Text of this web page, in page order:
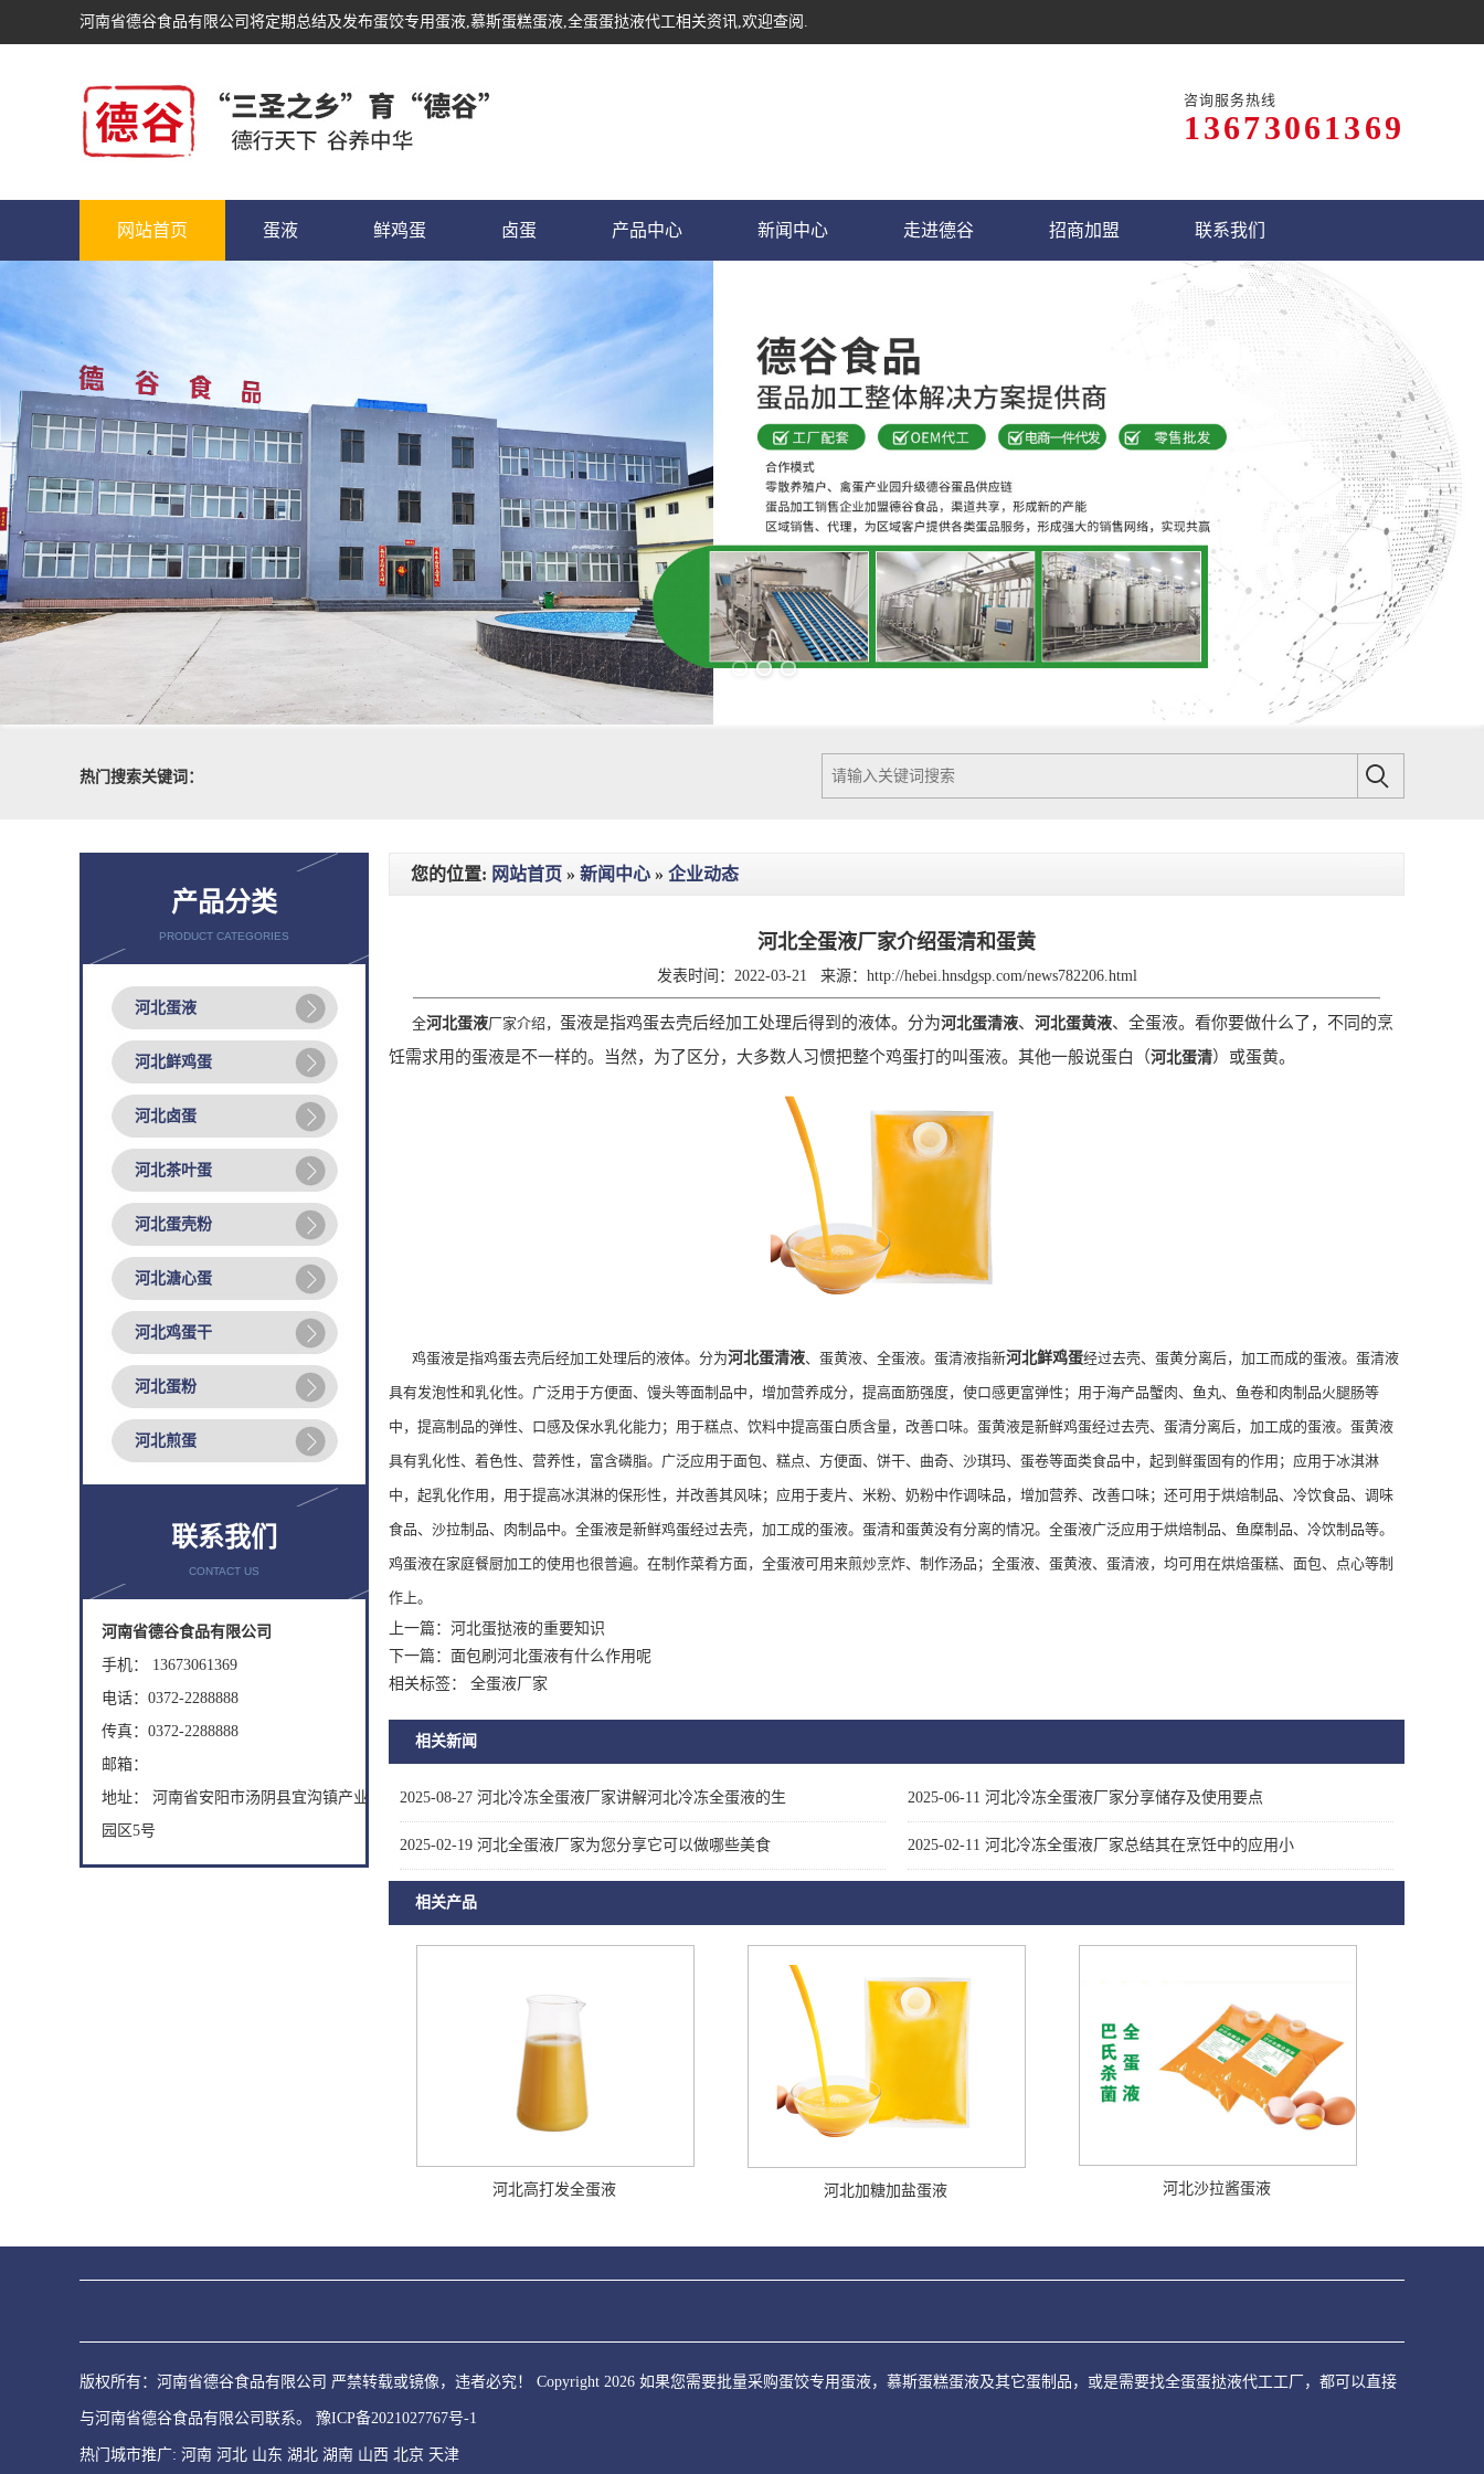
河南省德谷食品有限公司将定期总结及发布蛋饺专用蛋液,慕斯蛋糕蛋液,全蛋蛋挞液代工相关资讯,欢迎查阅.
咨询服务热线
13673061369
网站首页 蛋液 鲜鸡蛋 卤蛋 产品中心 新闻中心 走进德谷 招商加盟 联系我们
热门搜索关键词：
产品分类
PRODUCT CATEGORIES
河北蛋液
河北鲜鸡蛋
河北卤蛋
河北茶叶蛋
河北蛋壳粉
河北溏心蛋
河北鸡蛋干
河北蛋粉
河北煎蛋
联系我们
CONTACT US
河南省德谷食品有限公司
手机： 13673061369
电话：0372-2288888
传真：0372-2288888
邮箱：
地址： 河南省安阳市汤阴县宜沟镇产业
园区5号
您的位置: 网站首页 » 新闻中心 » 企业动态
河北全蛋液厂家介绍蛋清和蛋黄
发表时间：2022-03-21 来源： http://hebei.hnsdgsp.com/news782206.html
全河北蛋液厂家介绍， 蛋液是指鸡蛋去壳后经加工处理后得到的液体。分为河北蛋清液、 河北蛋黄液、全蛋液。看你要做什么了，不同的烹
饪需求用的蛋液是不一样的。当然，为了区分，大多数人习惯把整个鸡蛋打的叫蛋液。其他一般说蛋白（河北蛋清）或蛋黄。
鸡蛋液是指鸡蛋去壳后经加工处理后的液体。分为河北蛋清液、蛋黄液、全蛋液。蛋清液指新河北鲜鸡蛋经过去壳、蛋黄分离后，加工而成的蛋液。蛋清液
具有发泡性和乳化性。广泛用于方便面、馒头等面制品中，增加营养成分，提高面筋强度，使口感更富弹性；用于海产品蟹肉、鱼丸、鱼卷和肉制品火腿肠等
中，提高制品的弹性、口感及保水乳化能力；用于糕点、饮料中提高蛋白质含量，改善口味。蛋黄液是新鲜鸡蛋经过去壳、蛋清分离后，加工成的蛋液。蛋黄液
具有乳化性、着色性、营养性，富含磷脂。广泛应用于面包、糕点、方便面、饼干、曲奇、沙琪玛、蛋卷等面类食品中，起到鲜蛋固有的作用；应用于冰淇淋
中，起乳化作用，用于提高冰淇淋的保形性，并改善其风味；应用于麦片、米粉、奶粉中作调味品，增加营养、改善口味；还可用于烘焙制品、冷饮食品、调味
食品、沙拉制品、肉制品中。全蛋液是新鲜鸡蛋经过去壳，加工成的蛋液。蛋清和蛋黄没有分离的情况。全蛋液广泛应用于烘焙制品、鱼糜制品、冷饮制品等。
鸡蛋液在家庭餐厨加工的使用也很普遍。在制作菜肴方面，全蛋液可用来煎炒烹炸、制作汤品；全蛋液、蛋黄液、蛋清液，均可用在烘焙蛋糕、面包、点心等制
作上。
上一篇： 河北蛋挞液的重要知识
下一篇： 面包刷河北蛋液有什么作用呢
相关标签： 全蛋液厂家
相关新闻
2025-08-27 河北冷冻全蛋液厂家讲解河北冷冻全蛋液的生 2025-06-11 河北冷冻全蛋液厂家分享储存及使用要点
2025-02-19 河北全蛋液厂家为您分享它可以做哪些美食 2025-02-11 河北冷冻全蛋液厂家总结其在烹饪中的应用小
相关产品
河北高打发全蛋液 河北加糖加盐蛋液 河北沙拉酱蛋液
版权所有：河南省德谷食品有限公司 严禁转载或镜像，违者必究！ Copyright 2026 如果您需要批量采购蛋饺专用蛋液，慕斯蛋糕蛋液及其它蛋制品，或是需要找全蛋蛋挞液代工工厂，都可以直接
与河南省德谷食品有限公司联系。 豫ICP备2021027767号-1
热门城市推广: 河南 河北 山东 湖北 湖南 山西 北京 天津